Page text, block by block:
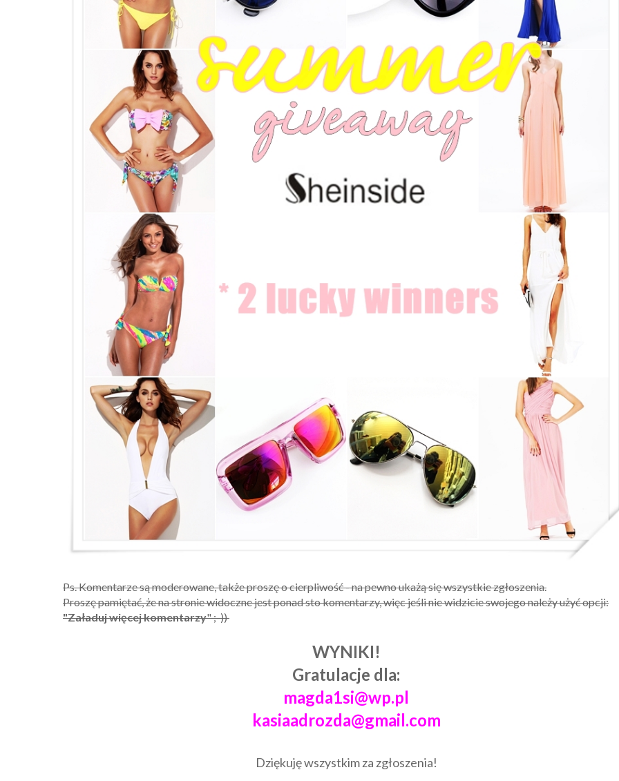
Ps. Komentarze są moderowane, także proszę o cierpliwość - na pewno ukażą się wszystkie zgłoszenia.
Proszę pamiętać, że na stronie widoczne jest ponad sto komentarzy, więc jeśli nie widzicie swojego należy użyć opcji:
"Załaduj więcej komentarzy" ;-))
WYNIKI!
Gratulacje dla:
magda1si@wp.pl
kasiaadrozda@gmail.com
Dziękuję wszystkim za zgłoszenia!